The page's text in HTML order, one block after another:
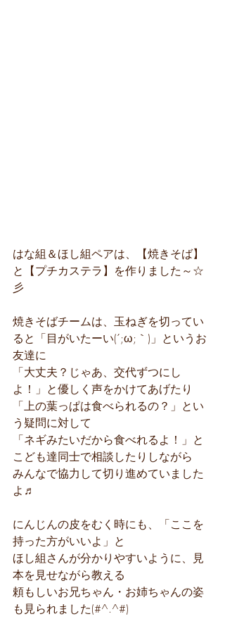
はな組＆ほし組ペアは、【焼きそば】
と【プチカステラ】を作りました～☆
彡
焼きそばチームは、玉ねぎを切ってい
ると「目がいたーい(´;ω;｀)」というお
友達に
「大丈夫？じゃあ、交代ずつにし
よ！」と優しく声をかけてあげたり
「上の葉っぱは食べられるの？」とい
う疑問に対して
「ネギみたいだから食べれるよ！」と
こども達同士で相談したりしながら
みんなで協力して切り進めていました
よ♬
にんじんの皮をむく時にも、「ここを
持った方がいいよ」と
ほし組さんが分かりやすいように、見
本を見せながら教える
頼もしいお兄ちゃん・お姉ちゃんの姿
も見られました(#^.^#)